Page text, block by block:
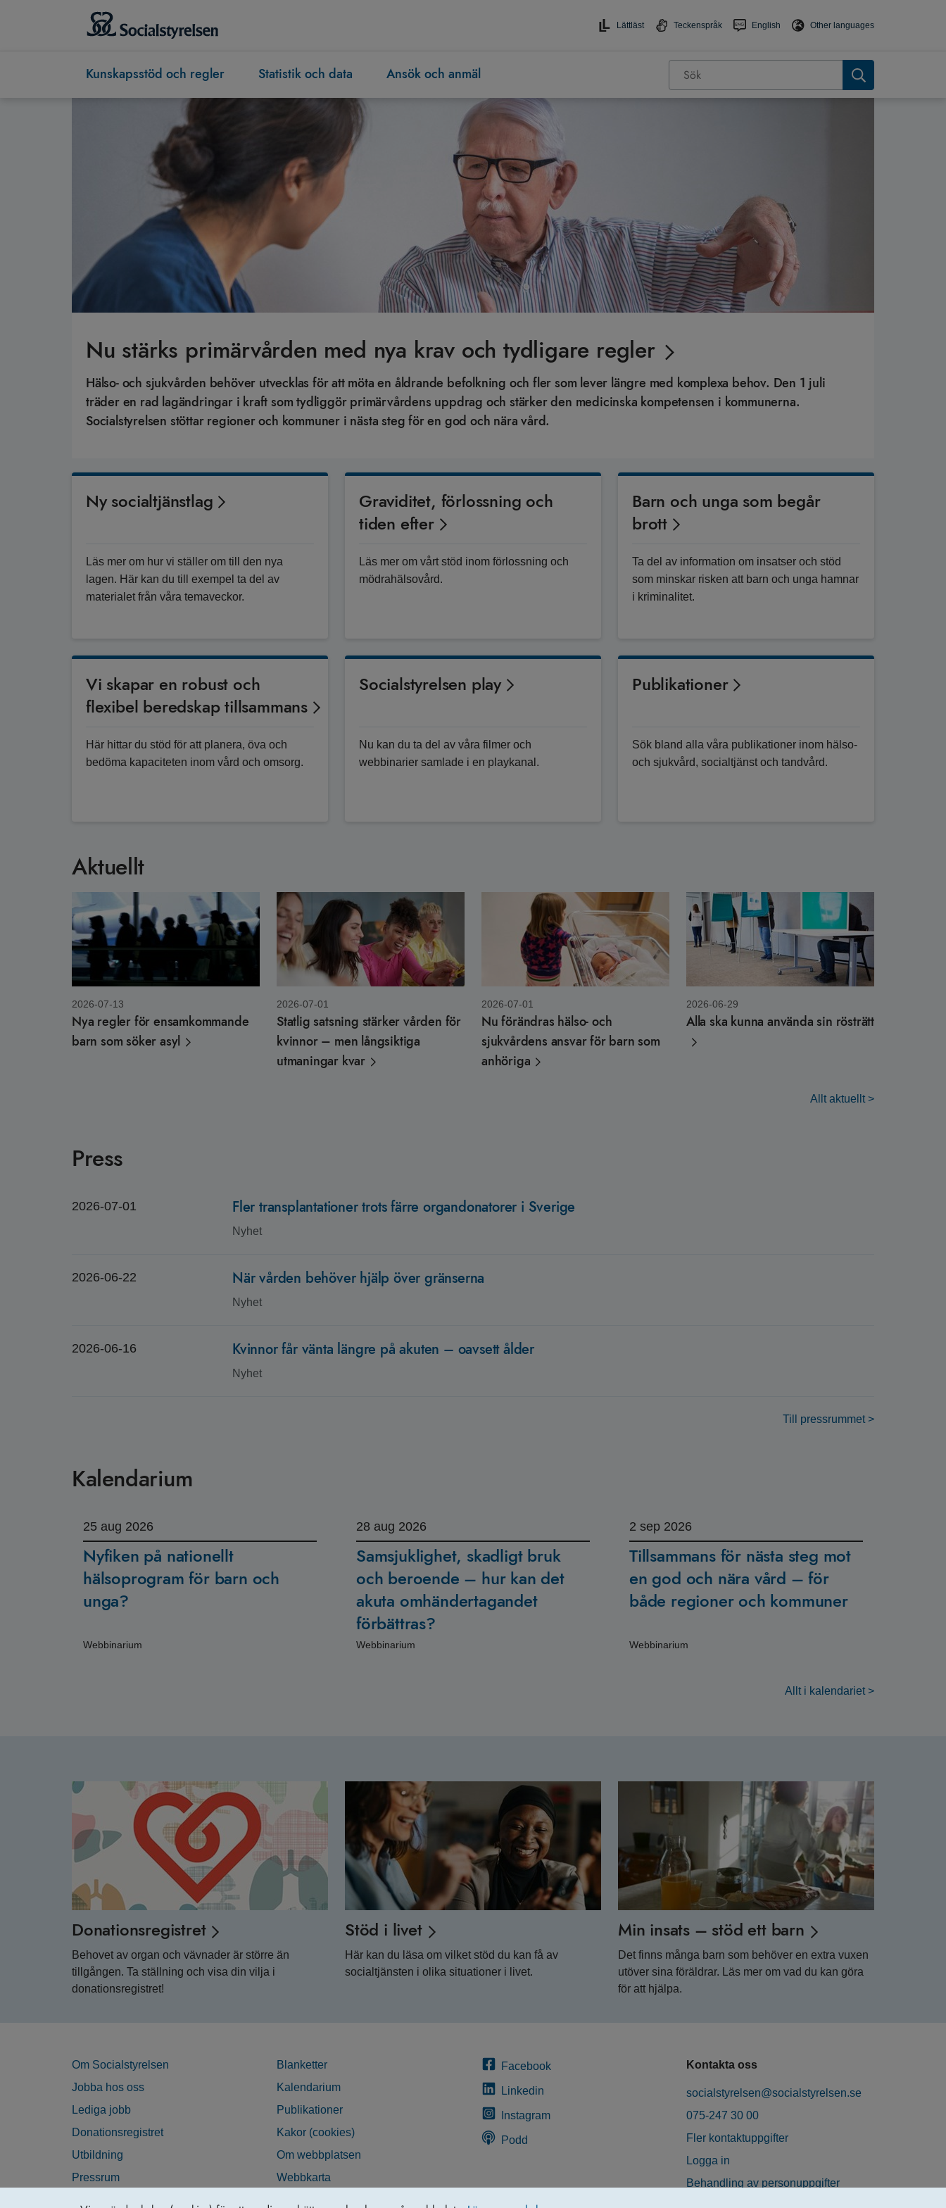
Lättläst Teckenspråk English Other languages
Kunskapsstöd och regler Statistik och data Ansök och anmäl
Nu stärks primärvården med nya krav och tydligare regler
Hälso- och sjukvården behöver utvecklas för att möta en åldrande befolkning och fler som lever längre med komplexa behov. Den 1 juli
träder en rad lagändringar i kraft som tydliggör primärvårdens uppdrag och stärker den medicinska kompetensen i kommunerna.
Socialstyrelsen stöttar regioner och kommuner i nästa steg för en god och nära vård.
Ny socialtjänstlag
Läs mer om hur vi ställer om till den nya
lagen. Här kan du till exempel ta del av
materialet från våra temaveckor.
Graviditet, förlossning och
tiden efter
Läs mer om vårt stöd inom förlossning och
mödrahälsovård.
Barn och unga som begår
brott
Ta del av information om insatser och stöd
som minskar risken att barn och unga hamnar
i kriminalitet.
Vi skapar en robust och
flexibel beredskap tillsammans
Här hittar du stöd för att planera, öva och
bedöma kapaciteten inom vård och omsorg.
Socialstyrelsen play
Nu kan du ta del av våra filmer och
webbinarier samlade i en playkanal.
Publikationer
Sök bland alla våra publikationer inom hälso-
och sjukvård, socialtjänst och tandvård.
Aktuellt
2026-07-13
Nya regler för ensamkommande
barn som söker asyl
2026-07-01
Statlig satsning stärker vården för
kvinnor – men långsiktiga
utmaningar kvar
2026-07-01
Nu förändras hälso- och
sjukvårdens ansvar för barn som
anhöriga
2026-06-29
Alla ska kunna använda sin rösträtt
Allt aktuellt >
Press
2026-07-01 Fler transplantationer trots färre organdonatorer i Sverige
Nyhet
2026-06-22 När vården behöver hjälp över gränserna
Nyhet
2026-06-16 Kvinnor får vänta längre på akuten – oavsett ålder
Nyhet
Till pressrummet >
Kalendarium
25 aug 2026
Nyfiken på nationellt
hälsoprogram för barn och
unga?
Webbinarium
28 aug 2026
Samsjuklighet, skadligt bruk
och beroende – hur kan det
akuta omhändertagandet
förbättras?
Webbinarium
2 sep 2026
Tillsammans för nästa steg mot
en god och nära vård – för
både regioner och kommuner
Webbinarium
Allt i kalendariet >
Donationsregistret
Behovet av organ och vävnader är större än
tillgången. Ta ställning och visa din vilja i
donationsregistret!
Stöd i livet
Här kan du läsa om vilket stöd du kan få av
socialtjänsten i olika situationer i livet.
Min insats – stöd ett barn
Det finns många barn som behöver en extra vuxen
utöver sina föräldrar. Läs mer om vad du kan göra
för att hjälpa.
Om Socialstyrelsen
Jobba hos oss
Lediga jobb
Donationsregistret
Utbildning
Pressrum
Blanketter
Kalendarium
Publikationer
Kakor (cookies)
Om webbplatsen
Webbkarta
Facebook
Linkedin
Instagram
Podd
Kontakta oss
socialstyrelsen@socialstyrelsen.se
075-247 30 00
Fler kontaktuppgifter
Logga in
Behandling av personuppgifter